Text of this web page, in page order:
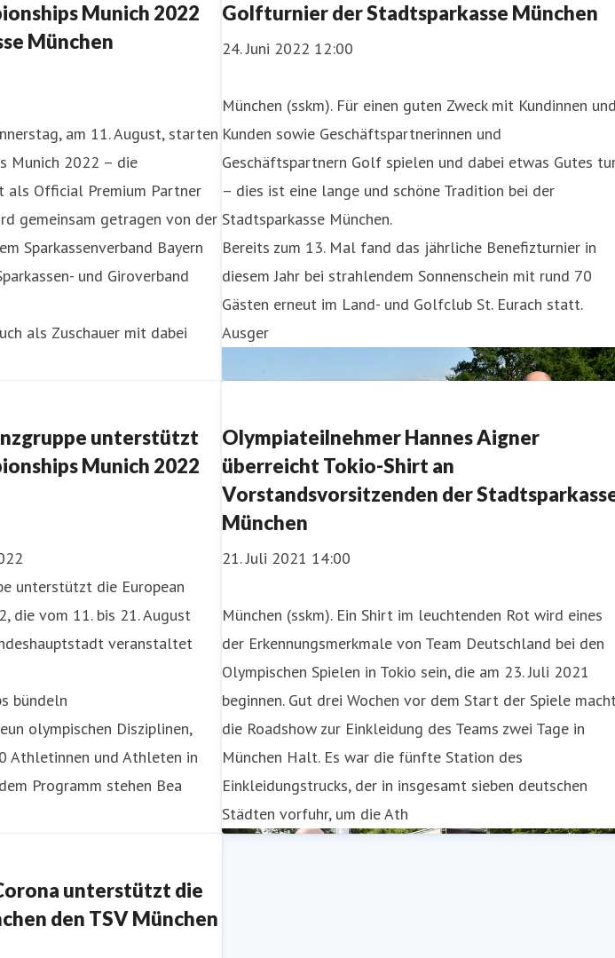
Munich 2022
München
am 11. August, starten
Munich 2022 – die
als Official Premium Partner
gemeinsam getragen von der
Sparkassenverband Bayern
und Giroverband
als Zuschauer mit dabei
Golfturnier der Stadtsparkasse München
24. Juni 2022 12:00
München (sskm). Für einen guten Zweck mit Kundinnen
Kunden sowie Geschäftspartnerinnen und
Geschäftspartnern Golf spielen und dabei etwas Gutes
– dies ist eine lange und schöne Tradition bei der
Stadtsparkasse München.
Bereits zum 13. Mal fand das jährliche Benefizturnier in
diesem Jahr bei strahlendem Sonnenschein mit rund 70
Gästen erneut im Land- und Golfclub St. Eurach statt.
Ausger
unterstützt
Munich 2022
unterstützt die European
die vom 11. bis 21. August
veranstaltet
bündeln
olympischen Disziplinen,
Athletinnen und Athleten in
Programm stehen Bea
Olympiateilnehmer Hannes Aigner
überreicht Tokio-Shirt an
Vorstandsvorsitzenden der
München
21. Juli 2021 14:00
München (sskm). Ein Shirt im leuchtenden Rot wird eines
der Erkennungsmerkmale von Team Deutschland bei den
Olympischen Spielen in Tokio sein, die am 23. Juli 2021
beginnen. Gut drei Wochen vor dem Start der Spiele
die Roadshow zur Einkleidung des Teams zwei Tage in
München Halt. Es war die fünfte Station des
Einkleidungstrucks, der in insgesamt sieben deutschen
Städten vorfuhr, um die Ath
unterstützt die
den TSV München